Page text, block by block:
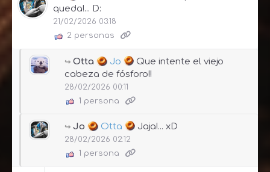
queda!... D:
21/02/2026 03:18
2 personas
Otta Jo
Que intente el viejo
cabeza de fósforo!!
28/02/2026 00:11
1 persona
Jo Otta Jaja!... xD
28/02/2026 02:12
1 persona